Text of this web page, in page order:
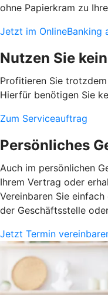
ohne Papierkram zu
Jetzt im OnlineBanking
Nutzen Sie
Profitieren Sie
Hierfür benötigen Sie
Zum Serviceauftrag
Persönliches
Auch im persönlichen
Ihrem Vertrag oder
Vereinbaren Sie
der Geschäftsstelle
Jetzt Termin